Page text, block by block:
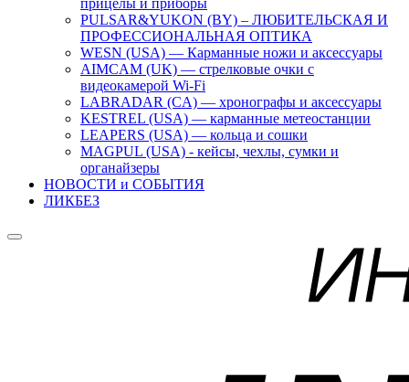
прицелы и приборы
PULSAR&YUKON (BY) – ЛЮБИТЕЛЬСКАЯ И
ПРОФЕССИОНАЛЬНАЯ ОПТИКА
WESN (USA) — Карманные ножи и аксессуары
AIMCAM (UK) — стрелковые очки с
видеокамерой Wi-Fi
LABRADAR (CA) — хронографы и аксессуары
KESTREL (USA) — карманные метеостанции
LEAPERS (USA) — кольца и сошки
MAGPUL (USA) - кейсы, чехлы, сумки и
органайзеры
НОВОСТИ и СОБЫТИЯ
ЛИКБЕЗ